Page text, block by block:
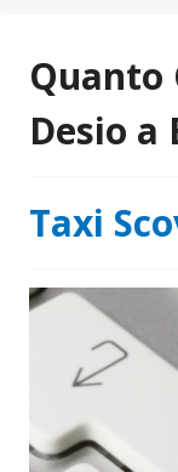
Quanto
Desio a
Taxi